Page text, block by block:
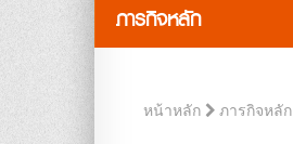
ภารกิจหลัก
หน้าหลัก ภารกิจหลัก